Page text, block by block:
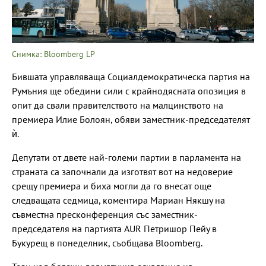
Снимка: Bloomberg LP
Бившата управляваща Социалдемократическа партия на
Румъния ще обедини сили с крайнодясната опозиция в
опит да свали правителството на малцинството на
премиера Илие Болоян, обяви заместник-председателят
ѝ.
Депутати от двете най-големи партии в парламента на
страната са започнали да изготвят вот на недоверие
срещу премиера и биха могли да го внесат още
следващата седмица, коментира Мариан Някшу на
съвместна пресконференция със заместник-
председателя на партията AUR Петришор Пейу в
Букурещ в понеделник, съобщава Bloomberg.